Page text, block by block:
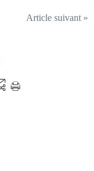
Article suivant »